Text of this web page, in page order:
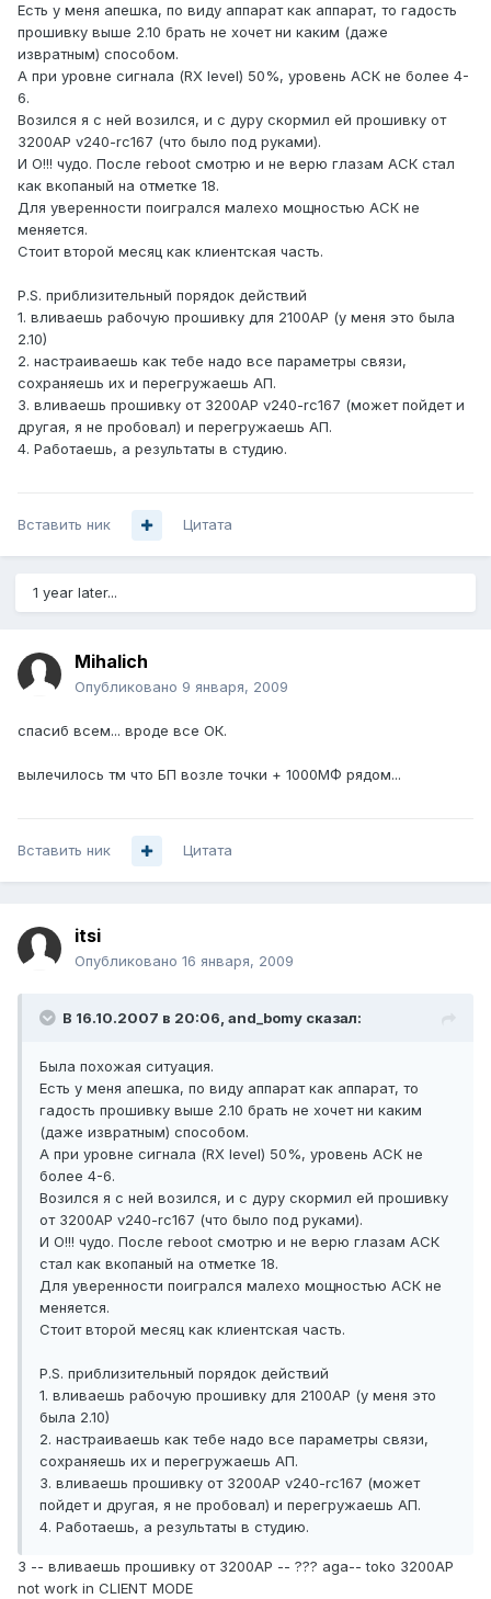
Есть у меня апешка, по виду аппарат как аппарат, то гадость
прошивку выше 2.10 брать не хочет ни каким (даже
извратным) способом.
А при уровне сигнала (RX level) 50%, уровень АСК не более 4-
6.
Возился я с ней возился, и с дуру скормил ей прошивку от
3200АР v240-rc167 (что было под руками).
И О!!! чудо. После reboot смотрю и не верю глазам АСК стал
как вкопаный на отметке 18.
Для уверенности поигрался малехо мощностью АСК не
меняется.
Стоит второй месяц как клиентская часть.
P.S. приблизительный порядок действий
1. вливаешь рабочую прошивку для 2100АР (у меня это была
2.10)
2. настраиваешь как тебе надо все параметры связи,
сохраняешь их и перегружаешь АП.
3. вливаешь прошивку от 3200АР v240-rc167 (может пойдет и
другая, я не пробовал) и перегружаешь АП.
4. Работаешь, а результаты в студию.
Вставить ник Цитата
1 year later...
Mihalich
Опубликовано 9 января, 2009
спасиб всем... вроде все ОК.
вылечилось тм что БП возле точки + 1000МФ рядом...
Вставить ник Цитата
itsi
Опубликовано 16 января, 2009
В 16.10.2007 в 20:06, and_bomy сказал:
Была похожая ситуация.
Есть у меня апешка, по виду аппарат как аппарат, то
гадость прошивку выше 2.10 брать не хочет ни каким
(даже извратным) способом.
А при уровне сигнала (RX level) 50%, уровень АСК не
более 4-6.
Возился я с ней возился, и с дуру скормил ей прошивку
от 3200АР v240-rc167 (что было под руками).
И О!!! чудо. После reboot смотрю и не верю глазам АСК
стал как вкопаный на отметке 18.
Для уверенности поигрался малехо мощностью АСК не
меняется.
Стоит второй месяц как клиентская часть.
P.S. приблизительный порядок действий
1. вливаешь рабочую прошивку для 2100АР (у меня это
была 2.10)
2. настраиваешь как тебе надо все параметры связи,
сохраняешь их и перегружаешь АП.
3. вливаешь прошивку от 3200АР v240-rc167 (может
пойдет и другая, я не пробовал) и перегружаешь АП.
4. Работаешь, а результаты в студию.
3 -- вливаешь прошивку от 3200АР -- ??? aga-- toko 3200AP
not work in CLIENT MODE